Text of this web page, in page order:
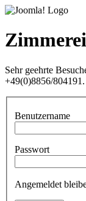
Sehr geehrte
+49(0)8856/804191.
Benutzername
Passwort
Angemeldet